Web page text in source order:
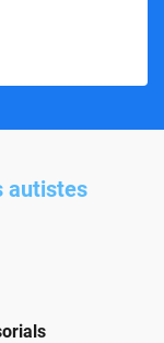
autistes